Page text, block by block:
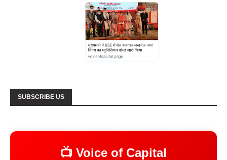
SUBSCRIBE US
📺 Voice of Capital